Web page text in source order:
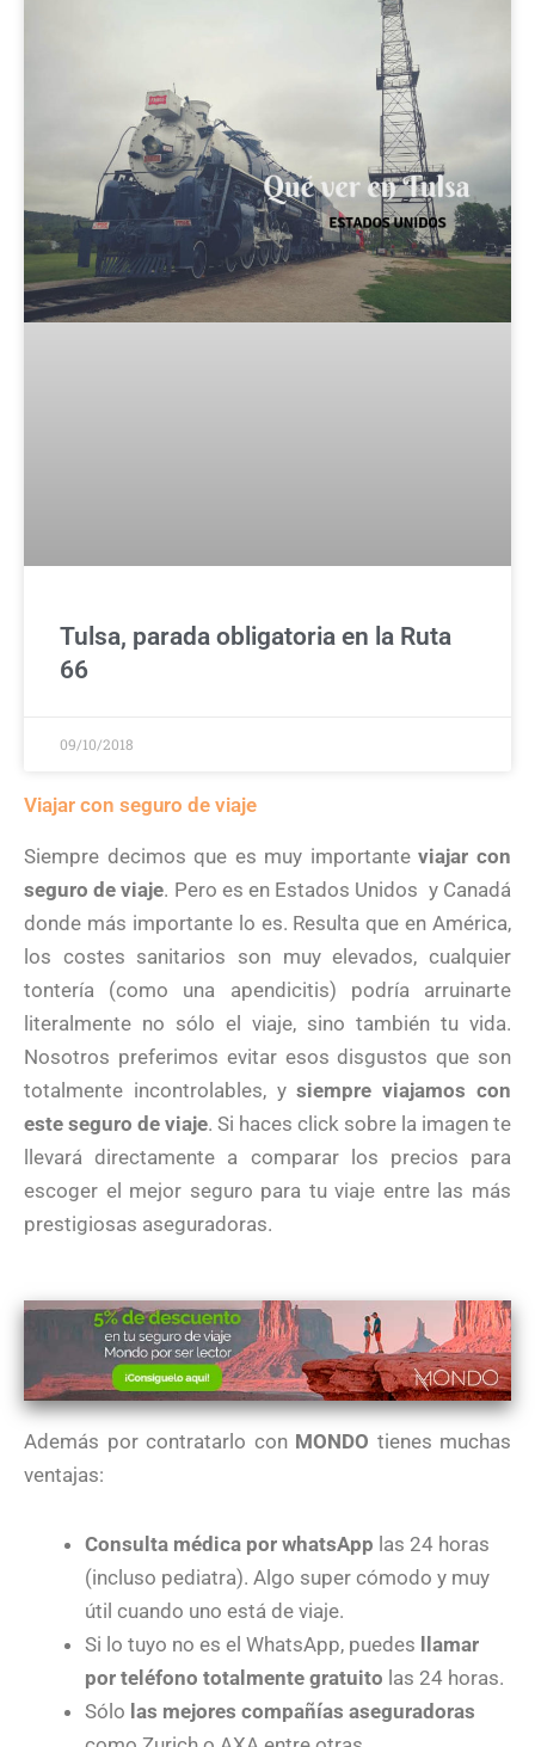
Tulsa, parada obligatoria en la Ruta
66
09/10/2018
Viajar con seguro de viaje
Siempre decimos que es muy importanteviajar con
seguro de viaje. Pero es en Estados Unidos y Canadá
donde más importante lo es. Resulta que en América,
los costes sanitarios son muy elevados, cualquier
tontería (como una apendicitis) podría arruinarte
literalmente no sólo el viaje, sino también tu vida.
Nosotros preferimos evitar esos disgustos que son
totalmente incontrolables, ysiempre viajamos con
este seguro de viaje. Si haces click sobre la imagen te
llevará directamente a comparar los precios para
escoger el mejor seguro para tu viaje entre las más
prestigiosas aseguradoras.
Además por contratarlo con MONDO tienes muchas
ventajas:
Consulta médica por whatsApp las 24 horas
(incluso pediatra). Algo super cómodo y muy
útil cuando uno está de viaje.
Si lo tuyo no es el WhatsApp, puedes
llamar
por teléfono totalmente gratuito las 24 horas.
Sólo las mejores compañías aseguradoras